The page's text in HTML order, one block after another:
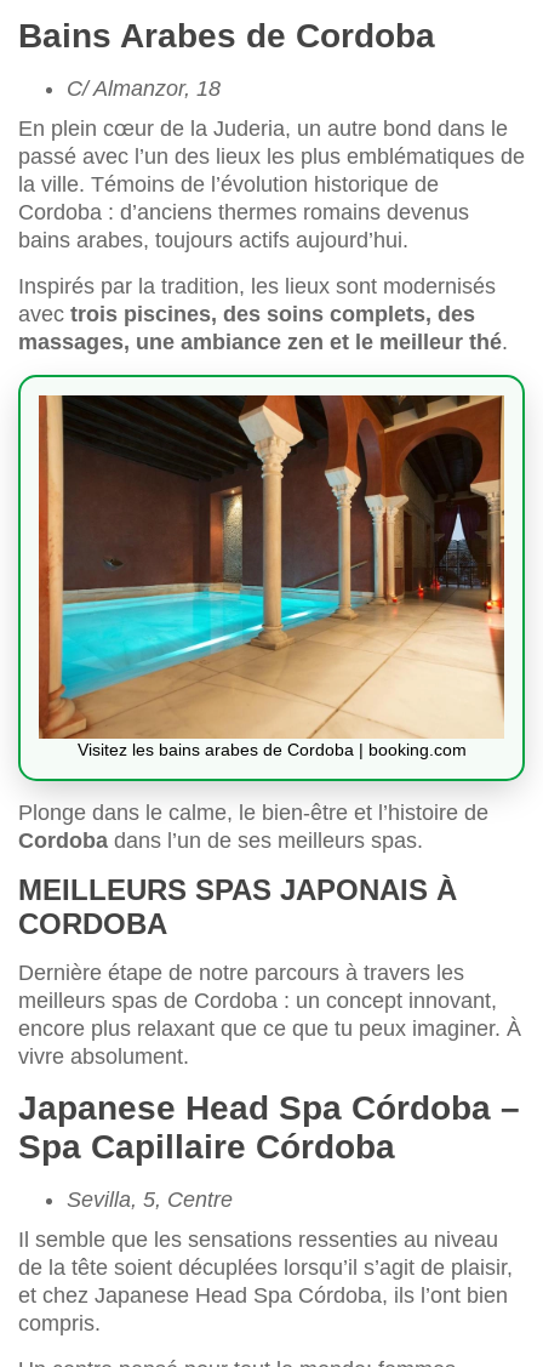
Bains Arabes de Cordoba
C/ Almanzor, 18
En plein cœur de la Juderia, un autre bond dans le
passé avec l’un des lieux les plus emblématiques de
la ville. Témoins de l’évolution historique de
Cordoba : d’anciens thermes romains devenus
bains arabes, toujours actifs aujourd’hui.
Inspirés par la tradition, les lieux sont modernisés
avec trois piscines, des soins complets, des
massages, une ambiance zen et le meilleur thé.
Visitez les bains arabes de Cordoba | booking.com
Plonge dans le calme, le bien-être et l’histoire de
Cordoba dans l’un de ses meilleurs spas.
MEILLEURS SPAS JAPONAIS À
CORDOBA
Dernière étape de notre parcours à travers les
meilleurs spas de Cordoba : un concept innovant,
encore plus relaxant que ce que tu peux imaginer. À
vivre absolument.
Japanese Head Spa Córdoba –
Spa Capillaire Córdoba
Sevilla, 5, Centre
Il semble que les sensations ressenties au niveau
de la tête soient décuplées lorsqu’il s’agit de plaisir,
et chez Japanese Head Spa Córdoba, ils l’ont bien
compris.